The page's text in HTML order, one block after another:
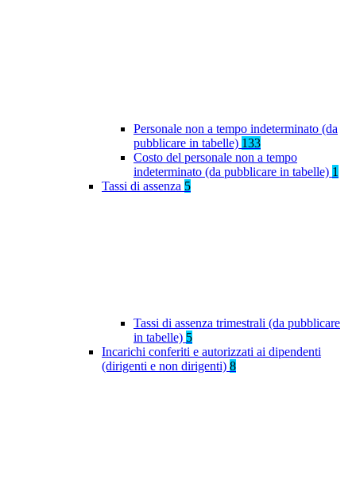
Personale non a tempo indeterminato (da
pubblicare in tabelle) 133
Costo del personale non a tempo
indeterminato (da pubblicare in tabelle) 1
Tassi di assenza 5
Tassi di assenza trimestrali (da pubblicare
in tabelle) 5
Incarichi conferiti e autorizzati ai dipendenti
(dirigenti e non dirigenti) 8